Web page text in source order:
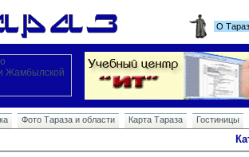
О
Фото Тараза и области Карта Тараза Гостиницы